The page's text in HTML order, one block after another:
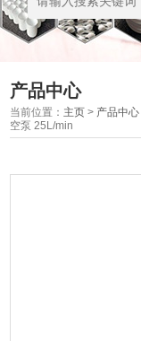
产品中心
当前位置： 主页 > 产品中心
空泵 25L/min